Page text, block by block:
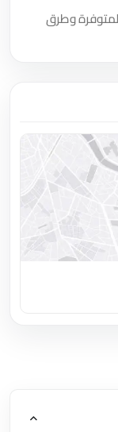
وطرق